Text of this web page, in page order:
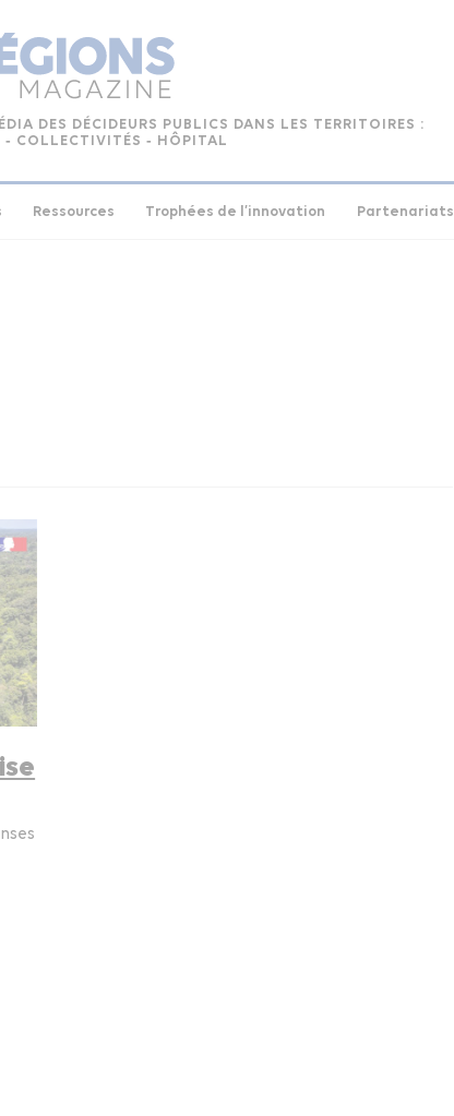
DES DÉCIDEURS PUBLICS DANS LES TERRITOIRES :
‑ COLLECTIVITÉS ‑ HÔPITAL
Ressources Trophées de l’innovation Partenariats